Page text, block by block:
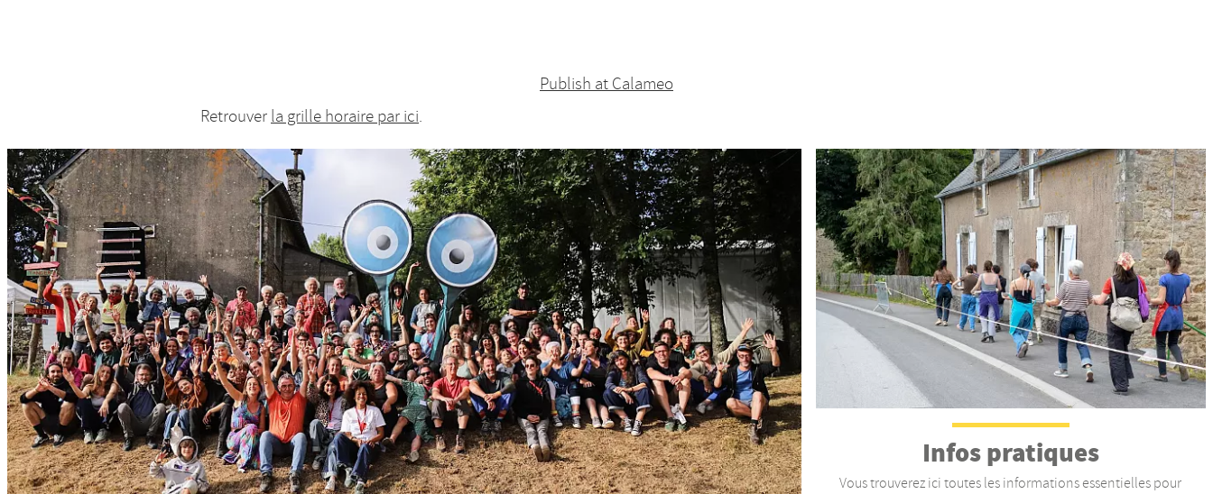
Publish at Calameo
Retrouver la grille horaire par ici.
Infos pratiques
Vous trouverez ici toutes les informations essentielles pour